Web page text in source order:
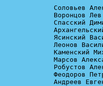
Соловьев
Воронцов Лев
Спасский
Ясинский
Леонов
Каменский
Марсов
Робустов
Феодоров
Андреев